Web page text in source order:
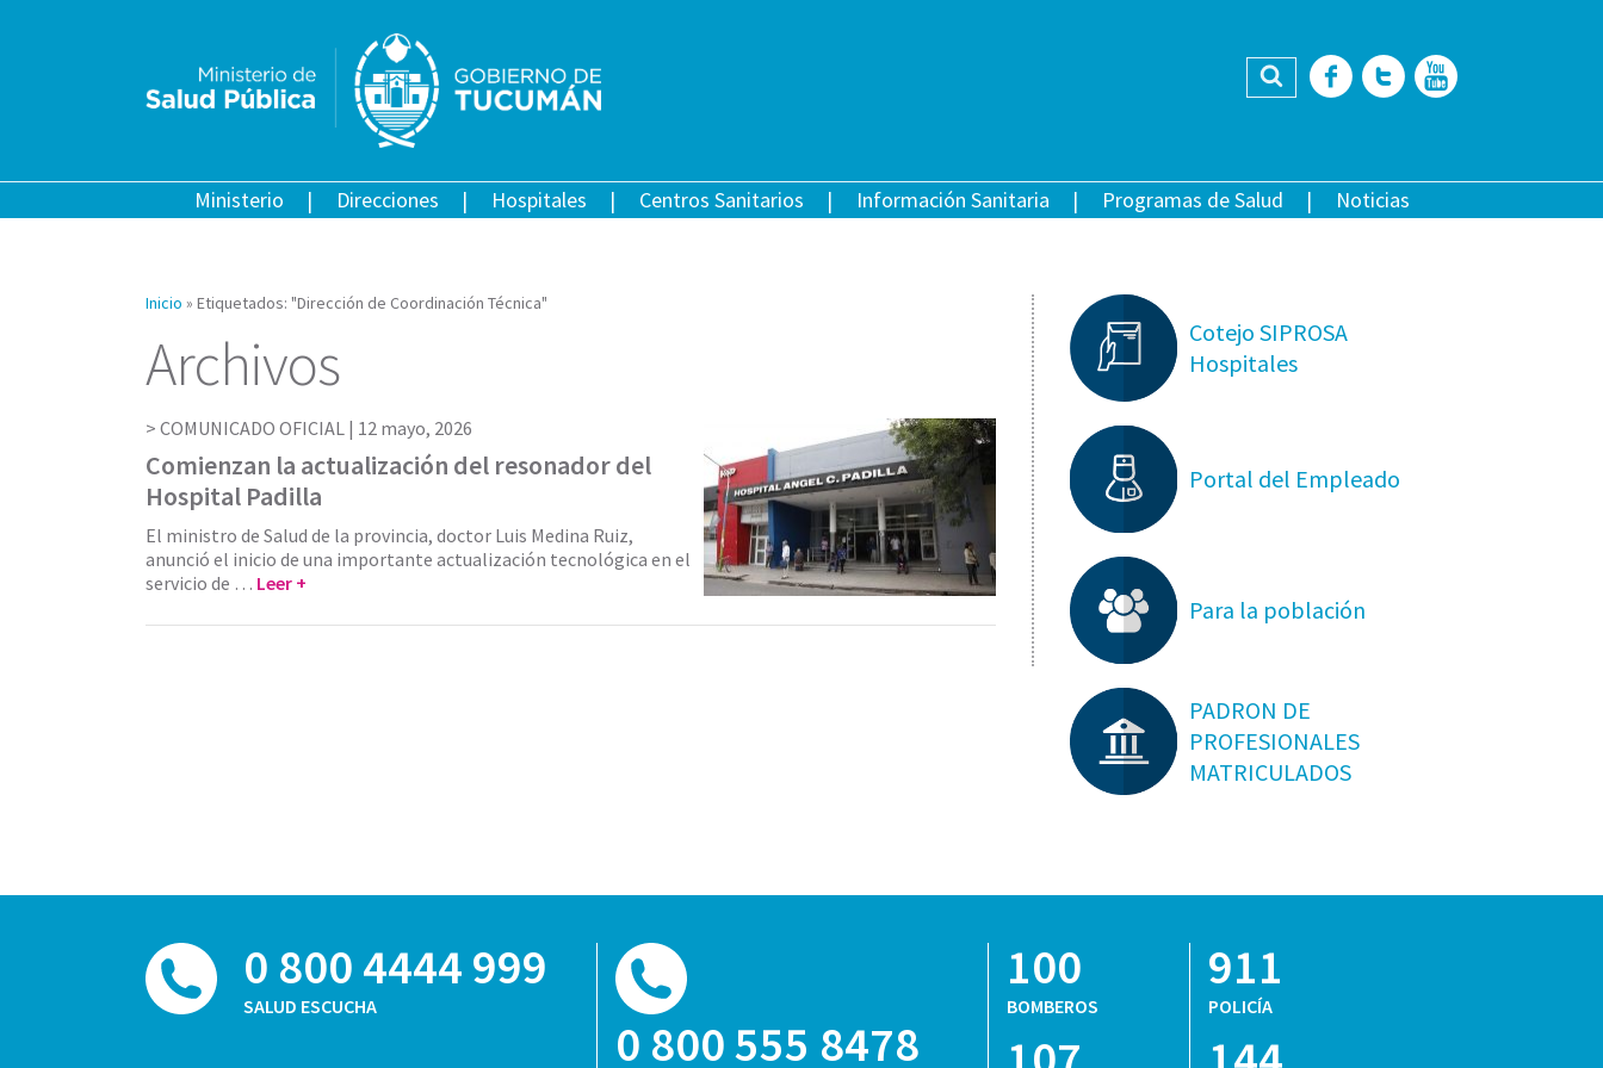
Buscar Facebook
Twitter
Ministerio Direcciones Hospitales Centros Sanitarios Información Sanitaria Programas de Salud Noticias
Inicio » Etiquetados: "Dirección de Coordinación Técnica"
Archivos
COMUNICADO OFICIAL | 12 mayo, 2026
Comienzan la actualización del resonador del
Hospital Padilla
El ministro de Salud de la provincia, doctor Luis Medina Ruiz,
anunció el inicio de una importante actualización tecnológica en el
servicio de … Leer +
Cotejo SIPROSA
Hospitales
Portal del Empleado
Para la población
PADRON DE
PROFESIONALES
MATRICULADOS
0 800 4444 999
SALUD ESCUCHA
0 800 555 8478
100
BOMBEROS
911
POLICÍA